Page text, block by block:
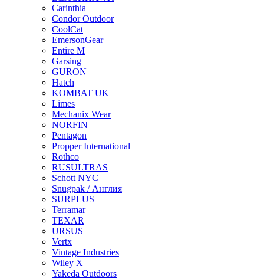
Carinthia
Condor Outdoor
CoolCat
EmersonGear
Entire M
Garsing
GURON
Hatch
KOMBAT UK
Limes
Mechanix Wear
NORFIN
Pentagon
Propper International
Rothco
RUSULTRAS
Schott NYC
Snugpak / Англия
SURPLUS
Terramar
TEXAR
URSUS
Vertx
Vintage Industries
Wiley X
Yakeda Outdoors